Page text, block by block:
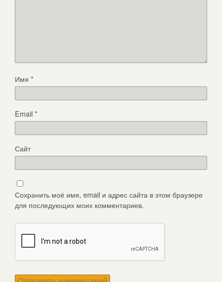
Имя *
Email*
Сайт
Сохранить моё имя, email и адрес сайта в этом браузере
для последующих моих комментариев.